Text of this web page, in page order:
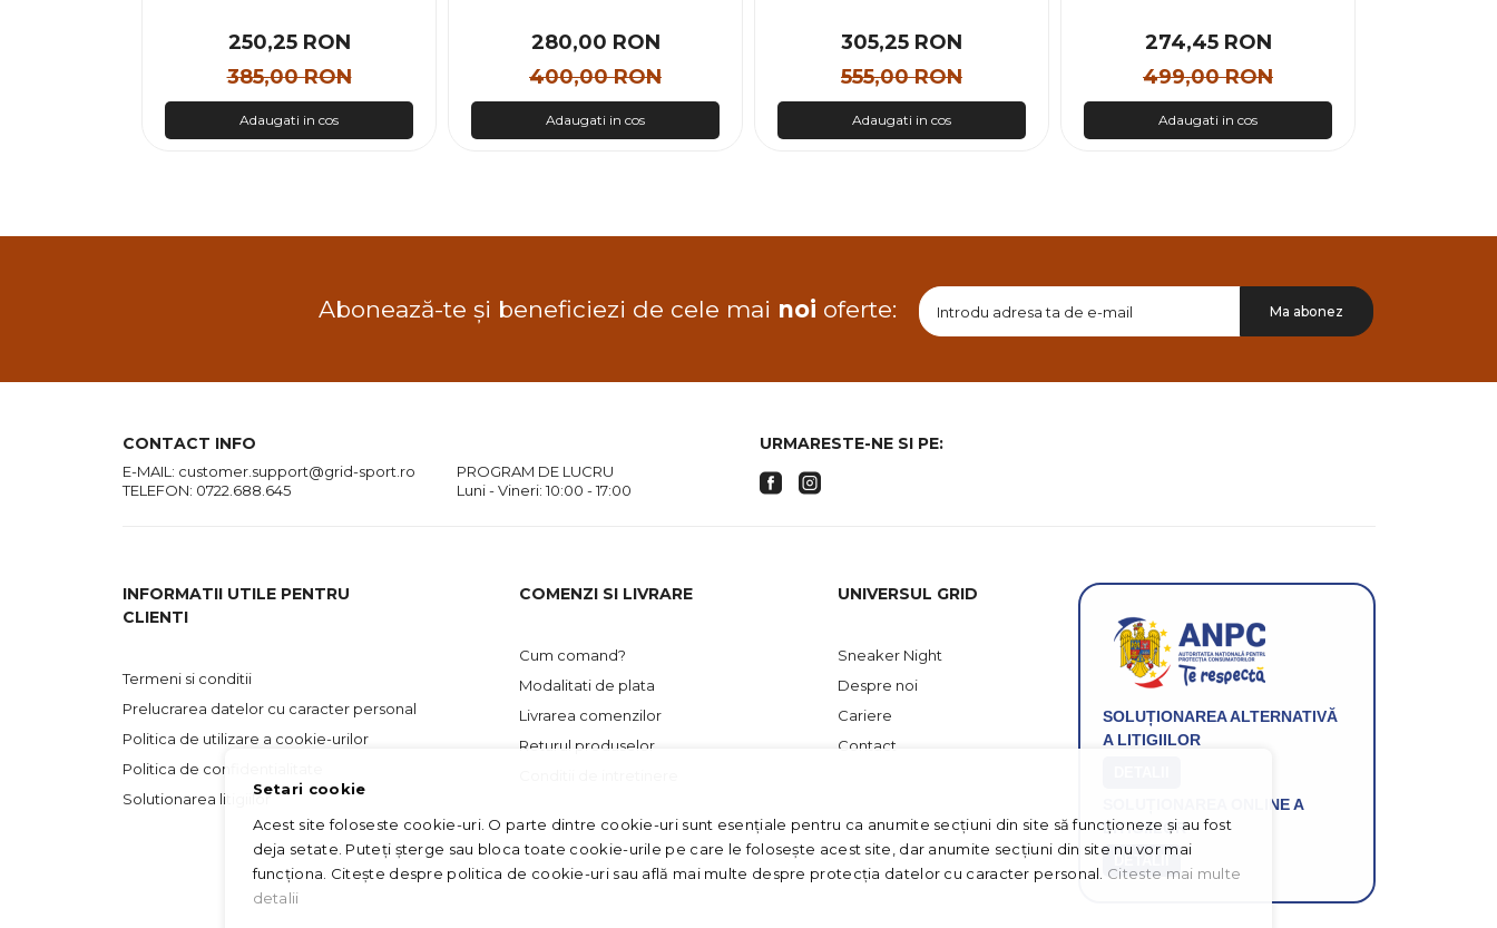
250,25 RON
385,00 RON
Adaugati in cos
280,00 RON
400,00 RON
Adaugati in cos
305,25 RON
555,00 RON
Adaugati in cos
274,45 RON
499,00 RON
Adaugati in cos
Abonează-te și beneficiezi de cele mai noi oferte:
sa
Ma abonez
CONTACT INFO
E-MAIL: customer.support@grid-sport.ro
TELEFON: 0722.688.645
PROGRAM DE LUCRU
Luni - Vineri: 10:00 - 17:00
URMARESTE-NE SI PE:
INFORMATII UTILE PENTRU
CLIENTI
Termeni si conditii
Prelucrarea datelor cu caracter personal
Politica de utilizare a cookie-urilor
Politica de confidentialitate
Solutionarea litigiilor
COMENZI SI LIVRARE
Cum comand?
Modalitati de plata
Livrarea comenzilor
Returul produselor
UNIVERSUL GRID
Sneaker Night
Despre noi
Cariere
Contact
SOLUȚIONAREA ALTERNATIVĂ
A LITIGIILOR
SOLUȚIONAREA ONLINE A
LITIGIILOR
Setari cookie
Acest site foloseste cookie-uri. O parte dintre cookie-uri sunt esențiale pentru ca anumite secțiuni din site să funcționeze și au fost
deja setate. Puteți șterge sau bloca toate cookie-urile pe care le folosește acest site, dar anumite secțiuni din site nu vor mai
funcționa. Citește despre politica de cookie-uri sau află mai multe despre protecția datelor cu caracter personal. Citeste mai multe
detalii